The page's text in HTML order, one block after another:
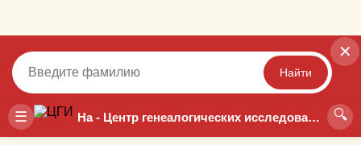
☰ На - Центр генеалогических исследований 🔍
✕
Найти
Точный Неточный